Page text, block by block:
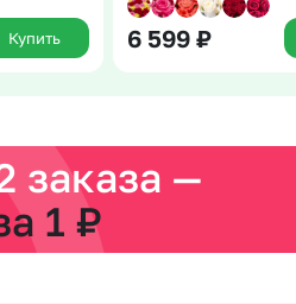
Купить 6 599 ₽
заказа —
1 ₽